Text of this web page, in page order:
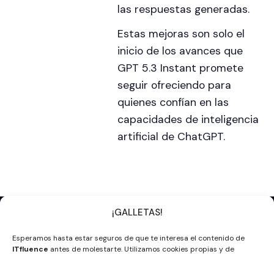
¡GALLETAS!
Esperamos hasta estar seguros de que te interesa el contenido de
ITfluence antes de molestarte. Utilizamos cookies propias y de
las respuestas generadas.
Estas mejoras son solo el
inicio de los avances que
GPT 5.3 Instant promete
seguir ofreciendo para
quienes confían en las
capacidades de inteligencia
artificial de ChatGPT.
Nombre y Apellidos